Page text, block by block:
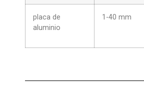
placa de
aluminio
1-40 mm